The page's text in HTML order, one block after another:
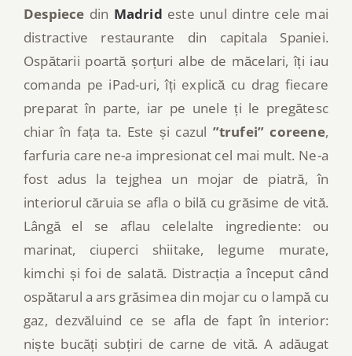
Despiece din Madrid este unul dintre cele mai
distractive restaurante din capitala Spaniei.
Ospătarii poartă șorțuri albe de măcelari, îți iau
comanda pe iPad-uri, îți explică cu drag fiecare
preparat în parte, iar pe unele ți le pregătesc
chiar în fața ta. Este și cazul ”trufei” coreene,
farfuria care ne-a impresionat cel mai mult. Ne-a
fost adus la tejghea un mojar de piatră, în
interiorul căruia se afla o bilă cu grăsime de vită.
Lângă el se aflau celelalte ingrediente: ou
marinat, ciuperci shiitake, legume murate,
kimchi și foi de salată. Distracția a început când
ospătarul a ars grăsimea din mojar cu o lampă cu
gaz, dezvăluind ce se afla de fapt în interior:
niște bucăți subțiri de carne de vită. A adăugat